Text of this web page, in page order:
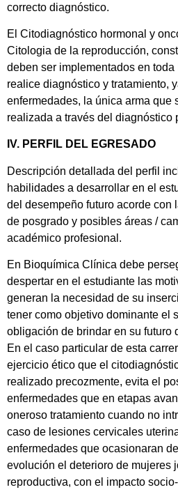
correcto diagnóstico.
El Citodiagnóstico hormonal y
Citologia de la reproducción,
deben ser implementados en
realice diagnóstico y tratamiento,
enfermedades, la única arma que
realizada a través del diagnóstico
IV. PERFIL DEL EGRESADO
Descripción detallada del perfil
habilidades a desarrollar en el
del desempeño futuro acorde con
de posgrado y posibles áreas /
académico profesional.
En Bioquímica Clínica debe
despertar en el estudiante las
generan la necesidad de su
tener como objetivo dominante el
obligación de brindar en su futuro
En el caso particular de esta
ejercicio ético que el
realizado precozmente, evita el
enfermedades que en etapas
oneroso tratamiento cuando no
caso de lesiones cervicales
enfermedades que ocasionaran
evolución el deterioro de mujeres
reproductiva, con el impacto